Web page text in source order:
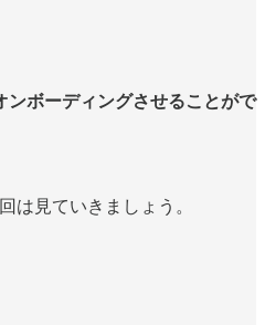
ンボーディングさせることがで
は見ていきましょう。